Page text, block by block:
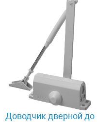
Доводчик дверной до